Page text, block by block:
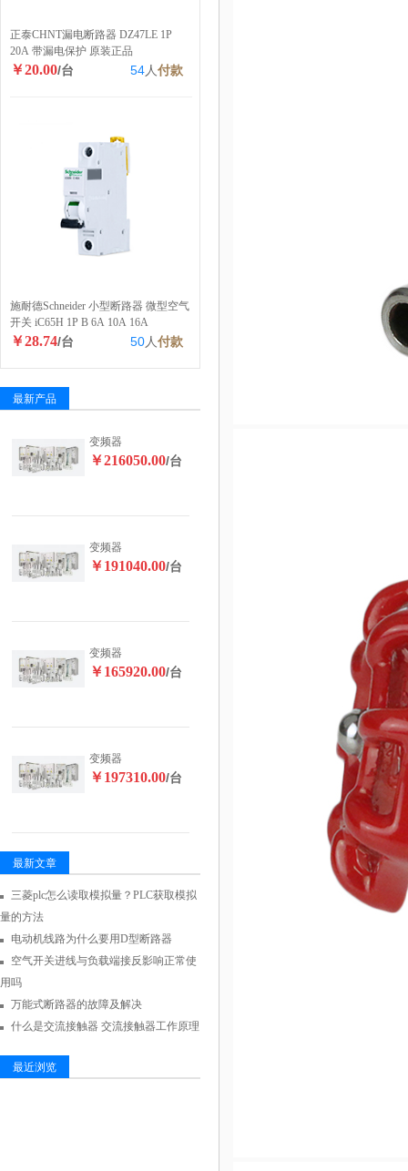
正泰CHNT漏电断路器 DZ47LE 1P
20A 带漏电保护 原装正品
￥20.00/台 54人付款
施耐德Schneider 小型断路器 微型空气
开关 iC65H 1P B 6A 10A 16A
￥28.74/台 50人付款
最新产品
变频器
￥216050.00/台
变频器
￥191040.00/台
变频器
￥165920.00/台
变频器
￥197310.00/台
最新文章
三菱plc怎么读取模拟量？PLC获取模拟
量的方法
电动机线路为什么要用D型断路器
空气开关进线与负载端接反影响正常使
用吗
万能式断路器的故障及解决
什么是交流接触器 交流接触器工作原理
最近浏览